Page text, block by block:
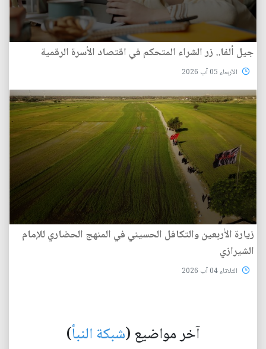
جيل ألفا.. زر الشراء المتحكم في اقتصاد الأسرة الرقمية
الأربعاء 05 آب 2026
زيارة الأربعين والتكافل الحسيني في المنهج الحضاري للإمام
الشيرازي
الثلاثاء 04 آب 2026
آخر مواضيع (شبكة النبأ)